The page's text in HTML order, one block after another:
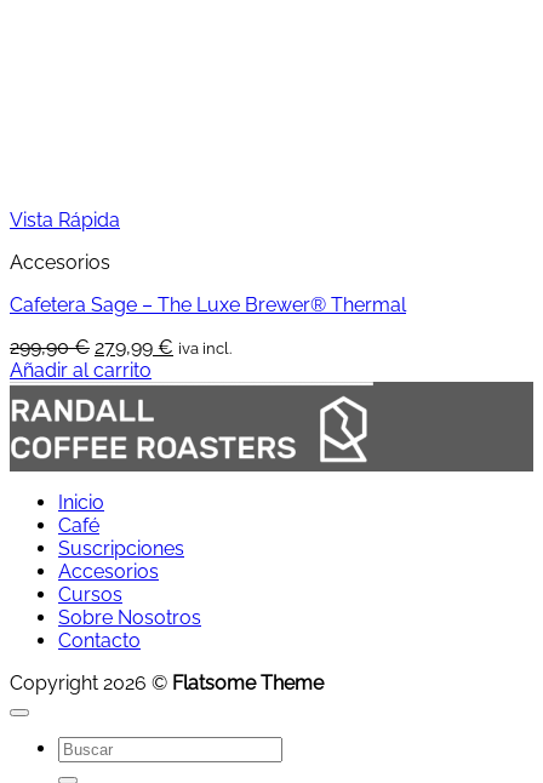
Vista Rápida
Accesorios
Cafetera Sage – The Luxe Brewer® Thermal
299,90€ El
precio
original
era:
299,90 €.
279,99 € El
actual
279,99 €.
iva incl.
Añadir al carrito
Inicio
Café
Suscripciones
Accesorios
Cursos
Sobre Nosotros
Contacto
Copyright 2026 © Flatsome Theme
Buscar
por: